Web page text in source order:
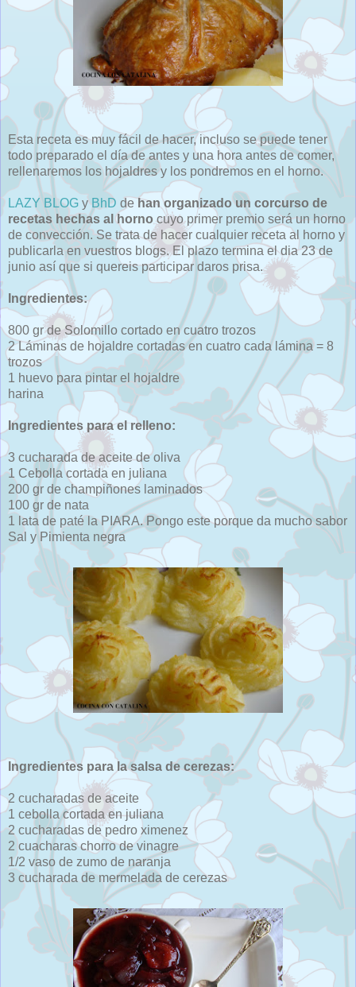
Esta receta es muy fácil de hacer, incluso se puede tener
todo preparado el día de antes y una hora antes de comer,
rellenaremos los hojaldres y los pondremos en el horno.
LAZY BLOG y BhD dehan organizado un corcurso de
recetas hechas al hornocuyo primer premio será un horno
de convección. Se trata de hacer cualquier receta al horno y
publicarla en vuestros blogs. El plazo termina el dia 23 de
junio así que si quereis participar daros prisa.
Ingredientes:
800 gr de Solomillo cortado en cuatro trozos
2 Láminas de hojaldre cortadas en cuatro cada lámina = 8
trozos
1 huevo para pintar el hojaldre
harina
Ingredientes para el relleno:
3 cucharada de aceite de oliva
1 Cebolla cortada en juliana
200 gr de champiñones laminados
100 gr de nata
1 lata de paté la PIARA. Pongo este porque da mucho sabor
Sal y Pimienta negra
Ingredientes para la salsa de cerezas:
2 cucharadas de aceite
1 cebolla cortada en juliana
2 cucharadas de pedro ximenez
2 cuacharas chorro de vinagre
1/2 vaso de zumo de naranja
3 cucharada de mermelada de cerezas